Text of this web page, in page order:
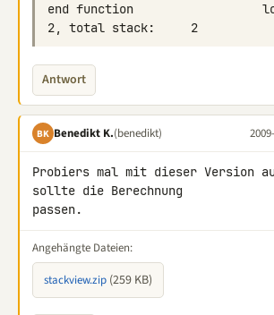
end function
Antwort
BK Benedikt K.(benedikt)
Probiers mal mit dieser Version
sollte die Berechnung
passen.
Angehängte Dateien:
stackview.zip (259 KB)